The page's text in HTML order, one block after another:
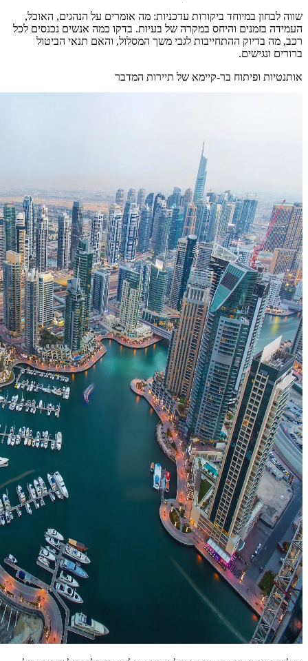
שווה לבחון במיוחד ביקורות עדכניות: מה אומרים על הנהגים, האוכל,
העמידה בזמנים והיחס במקרה של בעיות. בדקו כמה אנשים נכנסים לכל
רכב, מה בדיוק ההתחייבות לגבי משך המסלול, והאם תנאי הביטול
ברורים ונגישים.
אותנטיות ופיתוח בר‑קיימא של תיירות המדבר